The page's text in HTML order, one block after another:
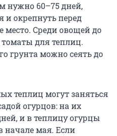
нужно 60–75 дней,
и окрепнуть перед
место. Среди овощей до
для теплиц.
грунта можно сеять до
теплиц могут заняться
огурцов: на их
и в теплицу огурцы
начале мая. Если